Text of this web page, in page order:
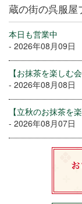
蔵の街の呉服屋
本日も営業中
- 2026年08月09日
【お抹茶を楽しむ
- 2026年08月08日
【立秋のお抹茶を
- 2026年08月07日